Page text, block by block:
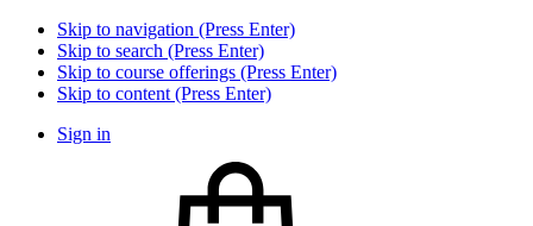
Skip to navigation (Press Enter)
Skip to search (Press Enter)
Skip to course offerings (Press Enter)
Skip to content (Press Enter)
Sign in